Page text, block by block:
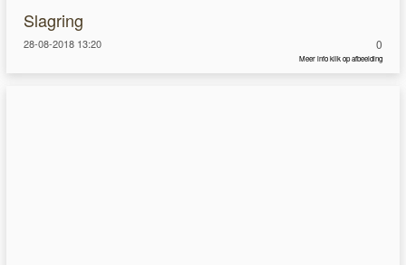
Slagring
28-08-2018 13:20 0
Meer info klik op afbeelding